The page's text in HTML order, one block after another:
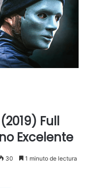
Full
Excelente
30 1 minuto de lectura